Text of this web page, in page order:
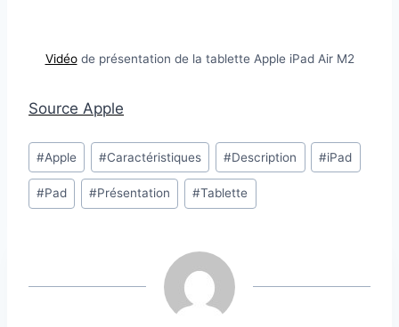
Vidéode présentation de la tablette Apple iPad Air M2
Source Apple
Étiquettes
de
la
#Apple #Caractéristiques #Description #iPad
#Pad #Présentation #Tablette